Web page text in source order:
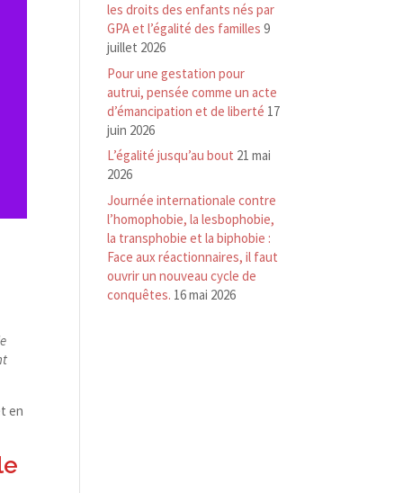
en
les droits des enfants nés par
GPA et l’égalité des familles 9
juillet 2026
Pour une gestation pour
autrui, pensée comme un acte
d’émancipation et de liberté 17
juin 2026
L’égalité jusqu’au bout 21 mai
2026
Journée internationale contre
l’homophobie, la lesbophobie,
la transphobie et la biphobie :
Face aux réactionnaires, il faut
ouvrir un nouveau cycle de
conquêtes. 16 mai 2026